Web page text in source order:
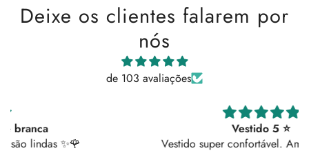
Deixe os clientes falarem por
nós
de 103 avaliações
Vestido super confortável. Amei os bolsos!